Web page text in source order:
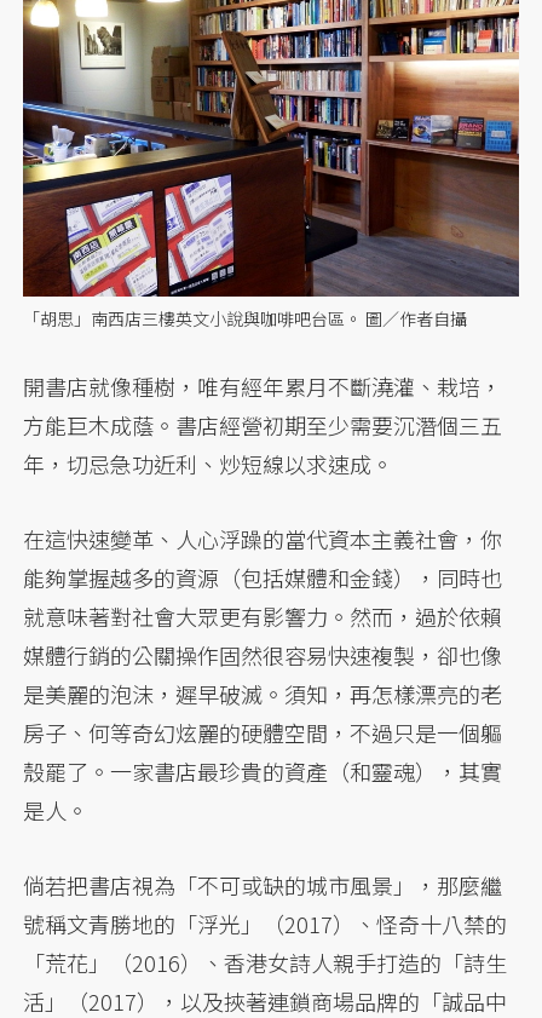
「胡思」南西店三樓英文小說與咖啡吧台區。 圖／作者自攝
開書店就像種樹，唯有經年累月不斷澆灌、栽培，
方能巨木成蔭。書店經營初期至少需要沉潛個三五
年，切忌急功近利、炒短線以求速成。
在這快速變革、人心浮躁的當代資本主義社會，你
能夠掌握越多的資源（包括媒體和金錢），同時也
就意味著對社會大眾更有影響力。然而，過於依賴
媒體行銷的公關操作固然很容易快速複製，卻也像
是美麗的泡沫，遲早破滅。須知，再怎樣漂亮的老
房子、何等奇幻炫麗的硬體空間，不過只是一個軀
殼罷了。一家書店最珍貴的資產（和靈魂），其實
是人。
倘若把書店視為「不可或缺的城市風景」，那麼繼
號稱文青勝地的「浮光」（2017）、怪奇十八禁的
「荒花」（2016）、香港女詩人親手打造的「詩生
活」（2017），以及挾著連鎖商場品牌的「誠品中